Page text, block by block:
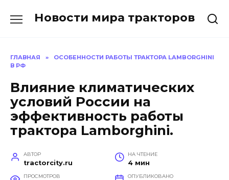
Новости мира тракторов
ГЛАВНАЯ »
ОСОБЕННОСТИ РАБОТЫ ТРАКТОРА LAMBORGHINI
В РФ
Влияние климатических
условий России на
эффективность работы
трактора Lamborghini.
АВТОР
tractorcity.ru
НА ЧТЕНИЕ
4 мин
ПРОСМОТРОВ ОПУБЛИКОВАНО